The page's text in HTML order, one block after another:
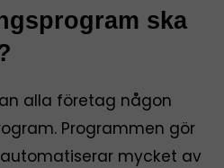
ska
alla företag någon
Programmen gör
mycket av